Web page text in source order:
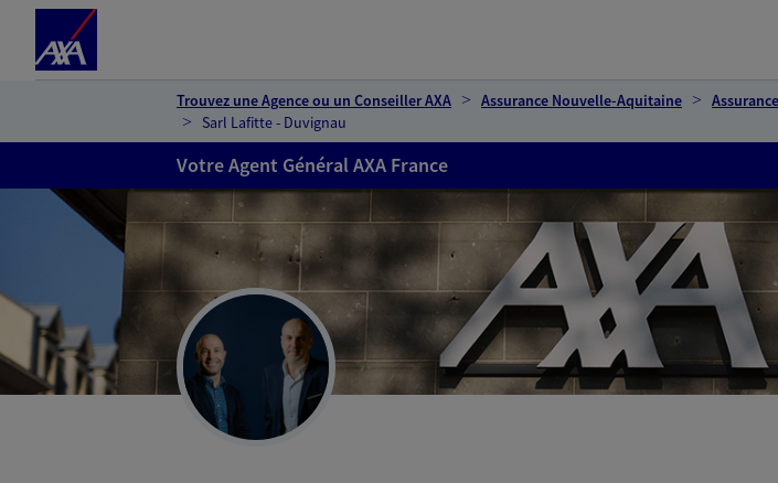
Trouvez une Agence ou un Conseiller AXA Assurance Nouvelle-Aquitaine
Sarl Lafitte - Duvignau
Votre Agent Général AXA France